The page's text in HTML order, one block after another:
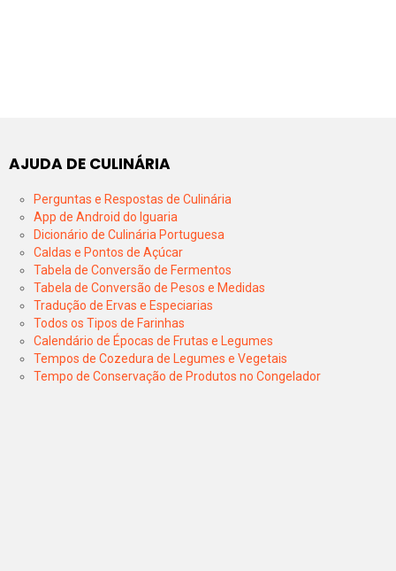
AJUDA DE CULINÁRIA
Perguntas e Respostas de Culinária
App de Android do Iguaria
Dicionário de Culinária Portuguesa
Caldas e Pontos de Açúcar
Tabela de Conversão de Fermentos
Tabela de Conversão de Pesos e Medidas
Tradução de Ervas e Especiarias
Todos os Tipos de Farinhas
Calendário de Épocas de Frutas e Legumes
Tempos de Cozedura de Legumes e Vegetais
Tempo de Conservação de Produtos no Congelador